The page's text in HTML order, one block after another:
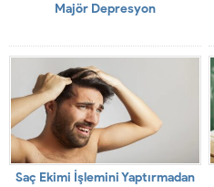
Majör Depresyon
Saç Ekimi İşlemini Yaptırmadan